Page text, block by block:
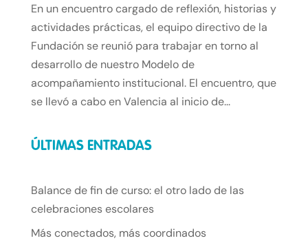
En un encuentro cargado de reflexión, historias y
actividades prácticas, el equipo directivo de la
Fundación se reunió para trabajar en torno al
desarrollo de nuestro Modelo de
acompañamiento institucional. El encuentro, que
se llevó a cabo en Valencia al inicio de...
ÚLTIMAS ENTRADAS
Balance de fin de curso: el otro lado de las
celebraciones escolares
Más conectados, más coordinados